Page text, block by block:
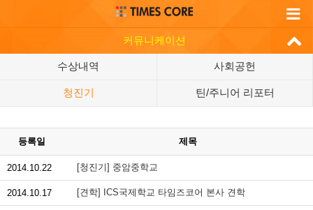
커뮤니케이션
수상내역 사회공헌
청진기 틴/주니어 리포터
등록일 제목
2014.10.22 [청진기] 중암중학교
2014.10.17 [견학] ICS국제학교 타임즈코어 본사 견학